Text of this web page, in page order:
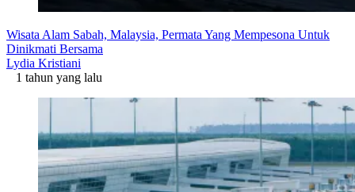
Wisata Alam Sabah, Malaysia, Permata Yang Mempesona Untuk
Dinikmati Bersama
Lydia Kristiani
1 tahun yang lalu